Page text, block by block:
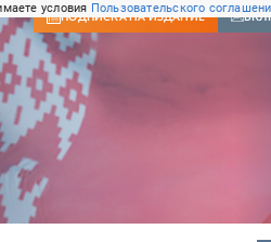
условия Пользовательского
ПОДПИСКА НА ИЗДАНИЕ